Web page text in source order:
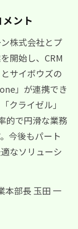
ント
株式会社とプ
開始し、CRM
サイボウズの
」が連携でき
クライゼル」
的で円滑な業務
今後もパート
なソリューシ
本部長 玉田 一